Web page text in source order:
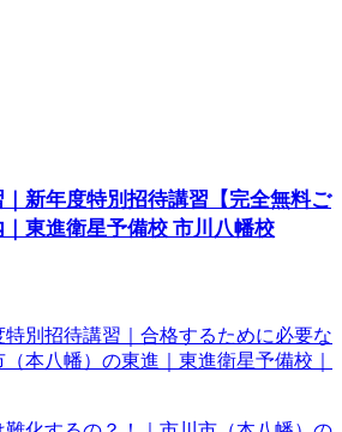
新年度特別招待講習【完全無料ご
東進衛星予備校 市川八幡校
別招待講習｜合格するために必要な
本八幡）の東進｜東進衛星予備校｜